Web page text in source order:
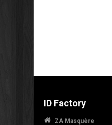
ID Factory
ZA Masquère